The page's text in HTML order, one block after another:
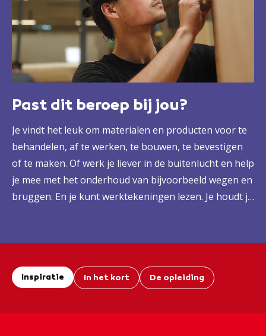
Past dit beroep bij jou?
Je vindt het leuk om materialen en producten voor te
behandelen, af te werken, te bouwen, te bevestigen
of te maken. Of werk je liever in de buitenlucht en help
je mee met het onderhoud van bijvoorbeeld wegen en
bruggen. En je kunt werktekeningen lezen. Je houdt je
van je verwacht wordt.
Inspiratie In het kort De opleiding